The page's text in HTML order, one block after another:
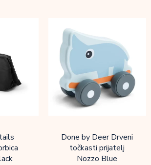
Done by Deer Drveni
točkasti prijatelj
Nozzo Blue